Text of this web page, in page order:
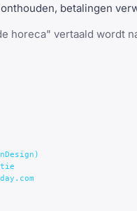
betalingen
horeca" vertaald wordt